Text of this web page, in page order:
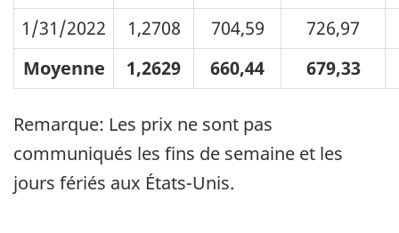
1/31/2022
1,2708 704,59
726,97
Moyenne
1,2629 660,44 679,33
Remarque: Les prix ne sont pas
communiqués les fins de semaine et les
jours fériés aux États-Unis.